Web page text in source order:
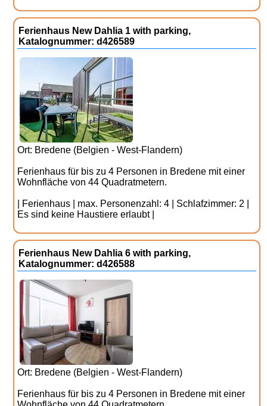
Ferienhaus New Dahlia 1 with parking,
Katalognummer: d426589
Ort: Bredene (Belgien - West-Flandern)
Ferienhaus für bis zu 4 Personen in Bredene mit einer
Wohnfläche von 44 Quadratmetern.
| Ferienhaus | max. Personenzahl: 4 | Schlafzimmer: 2 |
Es sind keine Haustiere erlaubt |
Ferienhaus New Dahlia 6 with parking,
Katalognummer: d426588
Ort: Bredene (Belgien - West-Flandern)
Ferienhaus für bis zu 4 Personen in Bredene mit einer